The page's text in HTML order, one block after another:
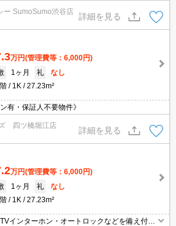
粧台が付いております。共用部には宅配ボッ
OKなど様々な設備やサービスが揃っている
件はバルコニー付きです。10階建ての物件で
ー SumoSumo渋谷店
詳細を見る
万円(管理費等：6,000円)
1ヶ月 礼
なし
1K 27.23m²
有・保証人不要物件》
四ツ橋堀江店
詳細を見る
万円(管理費等：6,000円)
1ヶ月 礼
なし
1K 27.23m²
インターホン・オートロックなどを備え付け